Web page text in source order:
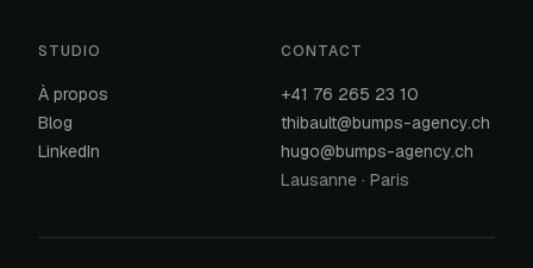
STUDIO
À propos
Blog
LinkedIn
CONTACT
+41 76 265 23 10
thibault@bumps-agency.ch
hugo@bumps-agency.ch
Lausanne · Paris